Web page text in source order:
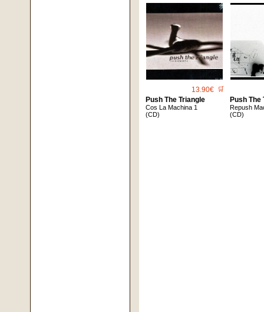
13.90€ 🛒
Push The Triangle
Cos La Machina 1
(CD)
Push The
Repush
(CD)